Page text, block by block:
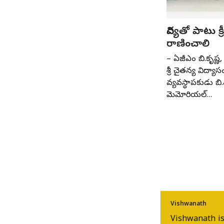
విద్యతో పాటు
రాణించాలి
– ఏజీఎం
శ్రీ చైతన్య
వ్యవస్థాపకుడు
మెమోరియల్‌…
Vishwanath
Vishwanath